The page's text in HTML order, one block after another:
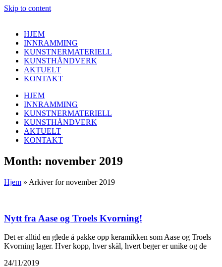
Skip to content
HJEM
INNRAMMING
KUNSTNERMATERIELL
KUNSTHÅNDVERK
AKTUELT
KONTAKT
HJEM
INNRAMMING
KUNSTNERMATERIELL
KUNSTHÅNDVERK
AKTUELT
KONTAKT
Month: november 2019
Hjem » Arkiver for november 2019
Nytt fra Aase og Troels Kvorning!
Det er alltid en glede å pakke opp keramikken som Aase og Troels
Kvorning lager. Hver kopp, hver skål, hvert beger er unike og de
24/11/2019